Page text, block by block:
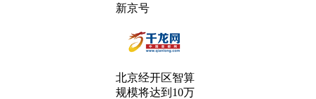
新京号
北京经开区智算
规模将达到10万